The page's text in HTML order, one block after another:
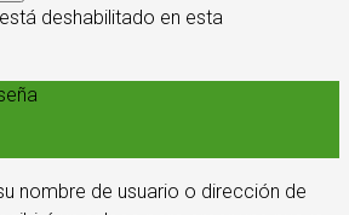
deshabilitado en esta
nombre de usuario o dirección de